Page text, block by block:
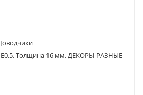
Толщина 16 мм. ДЕКОРЫ РАЗНЫЕ